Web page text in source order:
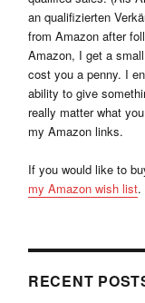
an qualifizierten
from Amazon after
Amazon, I get a
cost you a penny. I
ability to give
really matter what
my Amazon links.
If you would like to
my Amazon wish list.
RECENT